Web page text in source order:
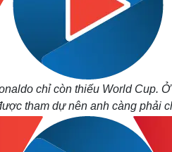
chỉ còn thiếu World Cup.
tham dự nên anh càng phải